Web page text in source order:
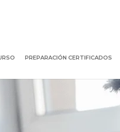
PREPARACIÓN CERTIFICADOS